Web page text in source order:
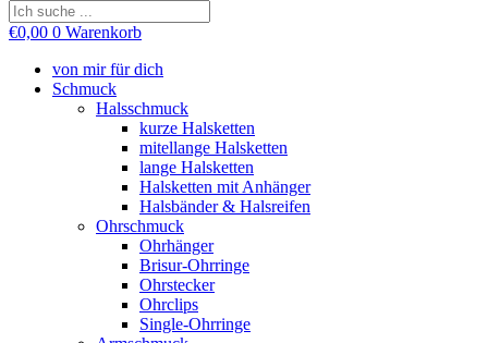
€0,00 0 Warenkorb
von mir für dich
Schmuck
Halsschmuck
kurze Halsketten
mitellange Halsketten
lange Halsketten
Halsketten mit Anhänger
Halsbänder & Halsreifen
Ohrschmuck
Ohrhänger
Brisur-Ohrringe
Ohrstecker
Ohrclips
Single-Ohrringe